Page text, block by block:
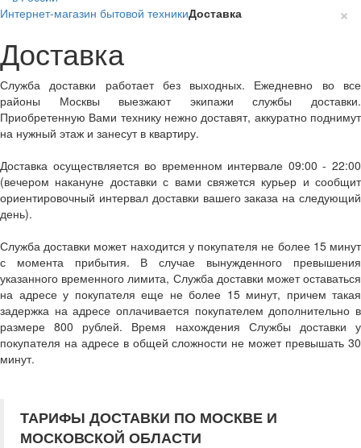
×
Интернет-магазин бытовой техникиДоставка
Доставка
Служба доставки работает без выходных. Ежедневно во все
районы Москвы выезжают экипажи службы доставки.
Приобретенную Вами технику нежно доставят, аккуратно поднимут
на нужный этаж и занесут в квартиру.
Доставка осуществляется во временном интервале 09:00 - 22:00
(вечером накануне доставки с вами свяжется курьер и сообщит
ориентировочный интервал доставки вашего заказа на следующий
день).
Служба доставки может находится у покупателя не более 15 минут
с момента прибытия. В случае вынужденного превышения
указанного временного лимита, Служба доставки может оставаться
на адресе у покупателя еще не более 15 минут, причем такая
задержка на адресе оплачивается покупателем дополнительно в
размере 800 рублей. Время нахождения Службы доставки у
покупателя на адресе в общей сложности не может превышать 30
минут.
ТАРИФЫ ДОСТАВКИ ПО МОСКВЕ И
МОСКОВСКОЙ ОБЛАСТИ